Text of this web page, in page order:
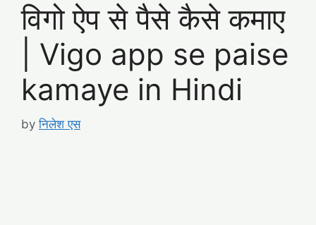
विगो ऐप से पैसे कैसे कमाए
| Vigo app se paise
kamaye in Hindi
byनिलेश एस